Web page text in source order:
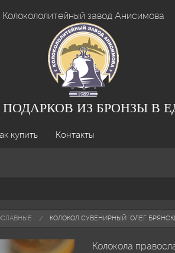
Колокололитейный завод Анисимова
ИЗ БРОНЗЫ В
купить Контакты
КОЛОКОЛ СУВЕНИРНЫЙ "ОЛЕГ
Колокола